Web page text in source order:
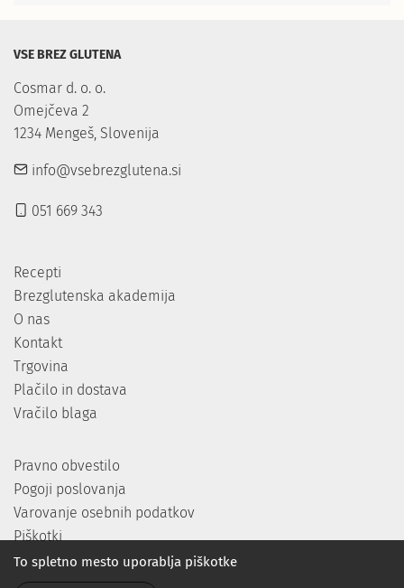
VSE BREZ GLUTENA
Cosmar d. o. o.
Omejčeva 2
1234 Mengeš, Slovenija
info@vsebrezglutena.si
051 669 343
Recepti
Brezglutenska akademija
O nas
Kontakt
Trgovina
Plačilo in dostava
Vračilo blaga
Pravno obvestilo
Pogoji poslovanja
Varovanje osebnih podatkov
Piškotki
To spletno mesto uporablja piškotke